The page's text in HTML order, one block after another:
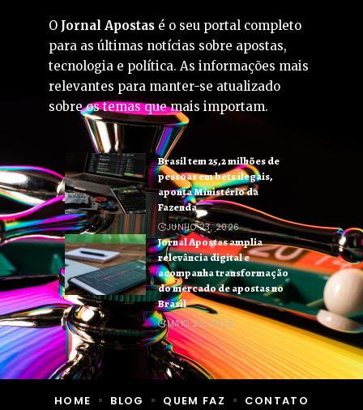
O Jornal Apostas é o seu portal completo
para as últimas notícias sobre apostas,
tecnologia e política. As informações mais
relevantes para manter-se atualizado
sobre os temas que mais importam.
Brasil tem 25,2 milhões de
pessoas em bets ilegais,
aponta Ministério da
Fazenda
JUNHO 23, 2026
Jornal Apostas amplia
relevância digital e
acompanha transformação
do mercado de apostas no
Brasil
MAIO 22, 2026
HOME BLOG QUEM FAZ CONTATO